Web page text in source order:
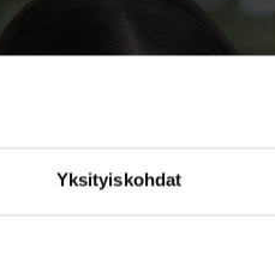
Yksityiskohdat